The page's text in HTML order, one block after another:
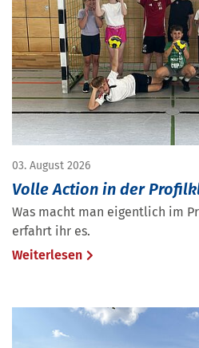
03. August 2026
Volle Action in der
Was macht man eigentlich im
erfahrt ihr es.
Weiterlesen